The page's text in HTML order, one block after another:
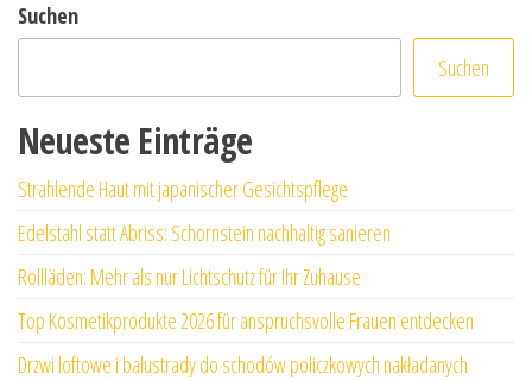
Suchen
Suchen
Neueste Einträge
Strahlende Haut mit japanischer Gesichtspflege
Edelstahl statt Abriss: Schornstein nachhaltig sanieren
Rollläden: Mehr als nur Lichtschutz für Ihr Zuhause
Top Kosmetikprodukte 2026 für anspruchsvolle Frauen entdecken
Drzwi loftowe i balustrady do schodów policzkowych nakładanych